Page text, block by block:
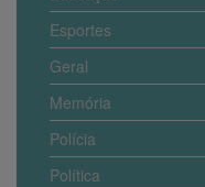
Esportes
Geral
Memória
Polícia
Política